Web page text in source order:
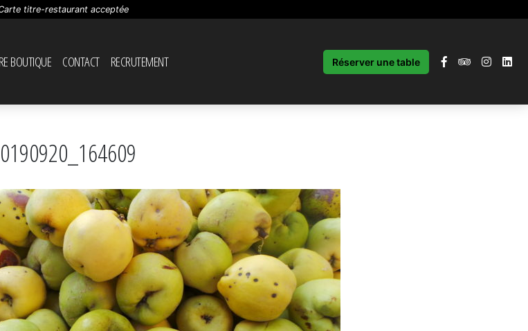
titre-restaurant acceptée
BOUTIQUE CONTACT RECRUTEMENT Réserver une table